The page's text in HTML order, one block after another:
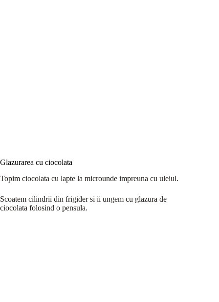
Glazurarea cu ciocolata
Topim ciocolata cu lapte la microunde impreuna cu uleiul.
Scoatem cilindrii din frigider si ii ungem cu glazura de
ciocolata folosind o pensula.